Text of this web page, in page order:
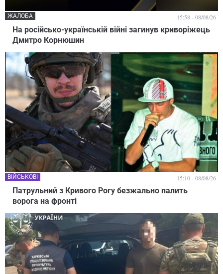
На російсько-українській війні загинув криворіжець
Дмитро Корнюшин
ЖАЛОБА 15:58 - 08/08/26
Патрульний з Кривого Рогу безжально палить
ворога на фронті
ВІЙСЬКОВІ 15:10 - 08/08/26